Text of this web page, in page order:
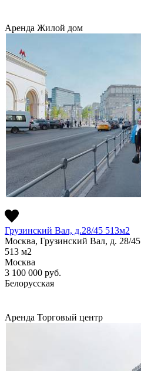
Аренда Жилой дом
Грузинский Вал, д.28/45 513м2
Москва, Грузинский Вал, д. 28/45
513 м2
Москва
3 100 000 руб.
Белорусская
Аренда Торговый центр